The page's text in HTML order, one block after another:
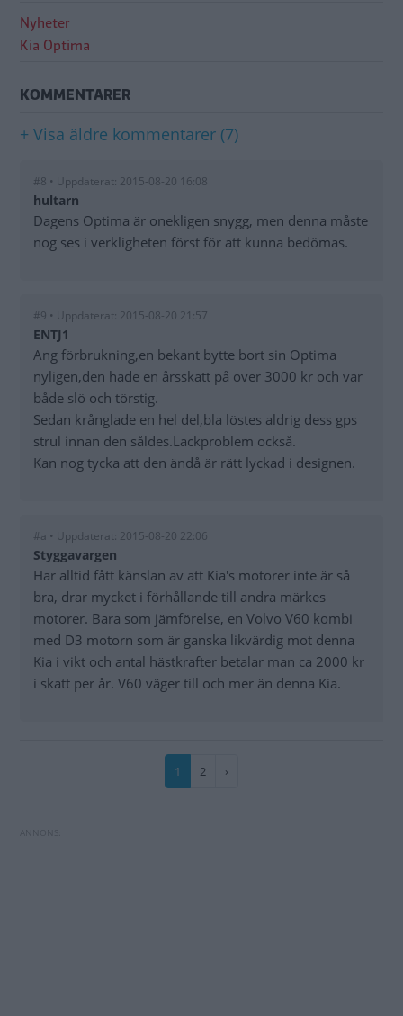
Nyheter
Kia Optima
KOMMENTARER
+ Visa äldre kommentarer (7)
#8 • Uppdaterat: 2015-08-20 16:08
hultarn
Dagens Optima är onekligen snygg, men denna måste
nog ses i verkligheten först för att kunna bedömas.
#9 • Uppdaterat: 2015-08-20 21:57
ENTJ1
Ang förbrukning,en bekant bytte bort sin Optima
nyligen,den hade en årsskatt på över 3000 kr och var
både slö och törstig.
Sedan krånglade en hel del,bla löstes aldrig dess gps
strul innan den såldes.Lackproblem också.
Kan nog tycka att den ändå är rätt lyckad i designen.
#a • Uppdaterat: 2015-08-20 22:06
Styggavargen
Har alltid fått känslan av att Kia's motorer inte är så
bra, drar mycket i förhållande till andra märkes
motorer. Bara som jämförelse, en Volvo V60 kombi
med D3 motorn som är ganska likvärdig mot denna
Kia i vikt och antal hästkrafter betalar man ca 2000 kr
i skatt per år. V60 väger till och mer än denna Kia.
Nuvarande
1 Sida
2
Nästa
›